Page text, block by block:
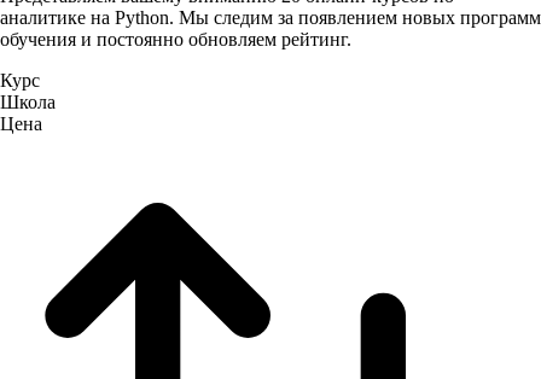
аналитике на Python. Мы следим за появлением новых программ
обучения и постоянно обновляем рейтинг.
Курс
Школа
Цена